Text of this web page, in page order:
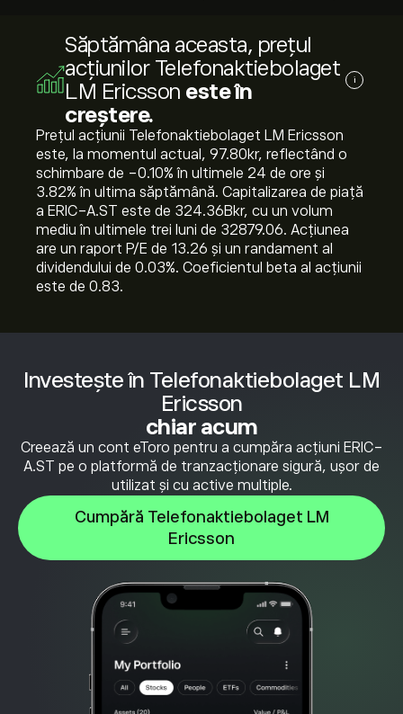
Investește în Telefonaktiebolaget LM
Ericsson
chiar acum
Creează un cont eToro pentru a cumpăra acțiuni ERIC-
A.ST pe o platformă de tranzacționare sigură, ușor de
utilizat și cu active multiple.
Cumpără Telefonaktiebolaget LM
Ericsson
Săptămâna aceasta, prețul
acțiunilor Telefonaktiebolaget
LM Ericsson este în
creștere.
i
Prețul acțiunii Telefonaktiebolaget LM Ericsson
este, la momentul actual, 97.80‎kr‎, reflectând o
schimbare de ‎-0.10‎% în ultimele 24 de ore și
‎3.82‎% în ultima săptămână. Capitalizarea de piață
a ERIC-A.ST este de 324.36B‎kr‎, cu un volum
mediu în ultimele trei luni de 32879.06. Acțiunea
are un raport P/E de 13.26 și un randament al
dividendului de 0.03%. Coeficientul beta al acțiunii
este de 0.83.